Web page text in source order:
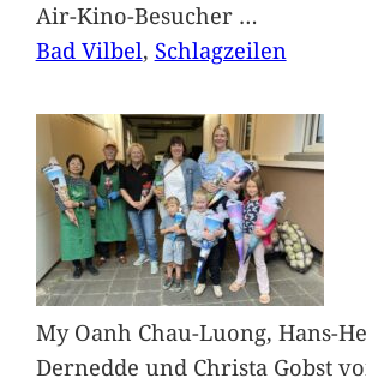
Air-Kino-Besucher …
Bad Vilbel, Schlagzeilen
My Oanh Chau-Luong, Hans-
Dernedde und Christa Gobst